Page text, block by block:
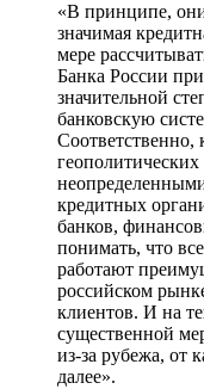
«В принципе,
значимая
мере
Банка России
значительной
банковскую
Соответственно,
кредитных
банков,
понимать, что
работают
российском
клиентов. И на
существенной
из-за рубежа, от
далее».